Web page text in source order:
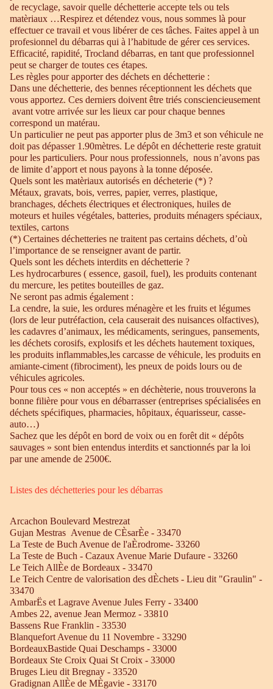
de recyclage, savoir quelle déchetterie accepte tels ou tels
matèriaux …Respirez et détendez vous, nous sommes là pour
effectuer ce travail et vous libérer de ces tâches. Faites appel à un
profesionnel du débarras qui à l’habitude de gérer ces services.
Efficacité, rapidité, Trocland débarras, en tant que professionnel
peut se charger de toutes ces étapes.
Les règles pour apporter des déchets en déchetterie :
Dans une déchetterie, des bennes réceptionnent les déchets que
vous apportez. Ces derniers doivent être triés consciencieusement
avant votre arrivée sur les lieux car pour chaque bennes
correspond un matérau.
Un particulier ne peut pas apporter plus de 3m3 et son véhicule ne
doit pas dépasser 1.90mètres. Le dépôt en déchetterie reste gratuit
pour les particuliers. Pour nous professionnels, nous n’avons pas
de limite d’apport et nous payons à la tonne déposée.
Quels sont les matèriaux autorisés en décheterie (*) ?
Métaux, gravats, bois, verres, papier, verres, plastique,
branchages, déchets électriques et électroniques, huiles de
moteurs et huiles végétales, batteries, produits ménagers spéciaux,
textiles, cartons
(*) Certaines déchetteries ne traitent pas certains déchets, d’où
l’importance de se renseigner avant de partir.
Quels sont les déchets interdits en déchetterie ?
Les hydrocarbures ( essence, gasoil, fuel), les produits contenant
du mercure, les petites bouteilles de gaz.
Ne seront pas admis également :
La cendre, la suie, les ordures ménagère et les fruits et légumes
(lors de leur putréfaction, cela causerait des nuisances olfactives),
les cadavres d’animaux, les médicaments, seringues, pansements,
les déchets corosifs, explosifs et les déchets hautement toxiques,
les produits inflammables,les carcasse de véhicule, les produits en
amiante-ciment (fibrociment), les pneux de poids lours ou de
véhicules agricoles.
Pour tous ces « non acceptés » en déchèterie, nous trouverons la
bonne filière pour vous en débarrasser (entreprises spécialisées en
déchets spécifiques, pharmacies, hôpitaux, équarisseur, casse-
auto…)
Sachez que les dépôt en bord de voix ou en forêt dit « dépôts
sauvages » sont bien entendus interdits et sanctionnés par la loi
par une amende de 2500€.
Listes des déchetteries pour les débarras
Arcachon Boulevard Mestrezat
Gujan Mestras Avenue de CÈsarÈe - 33470
La Teste de Buch Avenue de l'aÈrodrome- 33260
La Teste de Buch - Cazaux Avenue Marie Dufaure - 33260
Le Teich AllÈe de Bordeaux - 33470
Le Teich Centre de valorisation des dÈchets - Lieu dit "Graulin" -
33470
AmbarËs et Lagrave Avenue Jules Ferry - 33400
Ambes 22, avenue Jean Mermoz - 33810
Bassens Rue Franklin - 33530
Blanquefort Avenue du 11 Novembre - 33290
BordeauxBastide Quai Deschamps - 33000
Bordeaux Ste Croix Quai St Croix - 33000
Bruges Lieu dit Bregnay - 33520
Gradignan AllÈe de MÈgavie - 33170